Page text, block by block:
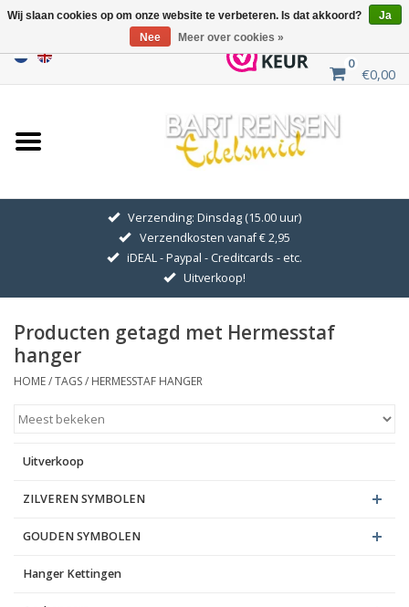
0
€0,00
Home
Uitverkoop
GOUDEN SYMBOLEN
Hanger Kettingen
Oorhangers
Verzending: Dinsdag (15.00 uur)
Verzendkosten vanaf € 2,95
iDEAL - Paypal - Creditcards - etc.
Uitverkoop!
Producten getagd met Hermesstaf
hanger
HOME/TAGS/ HERMESSTAF HANGER
Uitverkoop
ZILVEREN SYMBOLEN
GOUDEN SYMBOLEN
Hanger Kettingen
Wij slaan cookies op om onze website te verbeteren. Is dat akkoord?
Ja
Nee
Meer over cookies »